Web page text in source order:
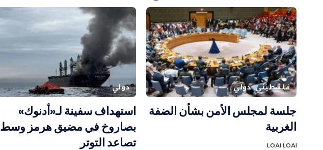
فلسطيني دولي
جلسة لمجلس الأمن بشأن الضفة
الغربية
LOAI LOAI
دولي
استهداف سفينة لـ«أدنوك»
بصاروخ في مضيق هرمز وسط
تصاعد التوتر